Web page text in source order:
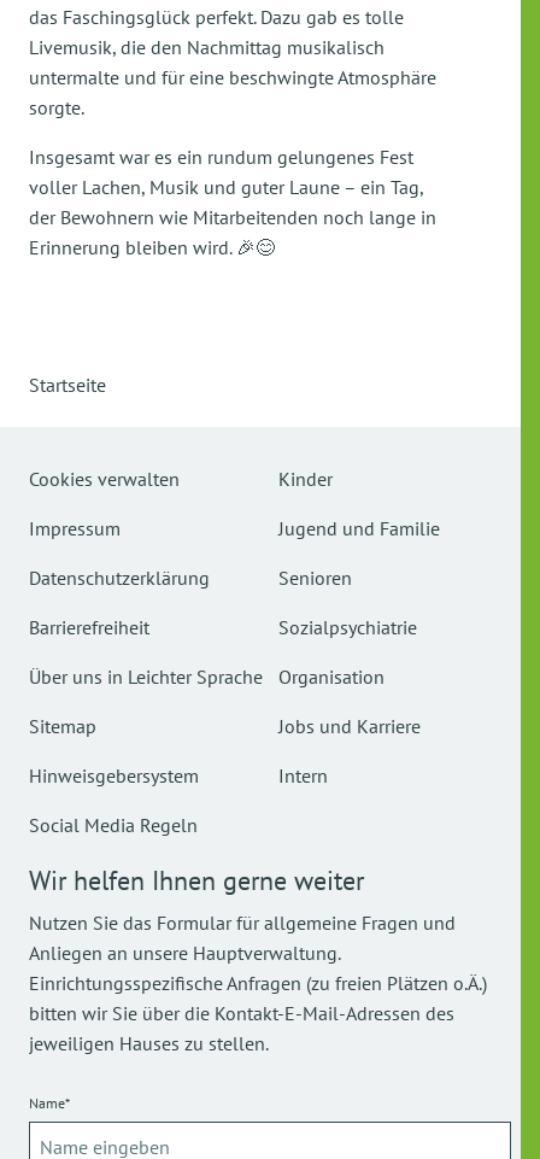
das Faschingsglück perfekt. Dazu gab es tolle
Livemusik, die den Nachmittag musikalisch
untermalte und für eine beschwingte Atmosphäre
sorgte.
Insgesamt war es ein rundum gelungenes Fest
voller Lachen, Musik und guter Laune – ein Tag,
der Bewohnern wie Mitarbeitenden noch lange in
Erinnerung bleiben wird. 🎉😊
Startseite
Cookies verwalten
Impressum
Datenschutzerklärung
Barrierefreiheit
Über uns in Leichter Sprache
Sitemap
Hinweisgebersystem
Social Media Regeln
Kinder
Jugend und Familie
Senioren
Sozialpsychiatrie
Organisation
Jobs und Karriere
Intern
Wir helfen Ihnen gerne weiter
Nutzen Sie das Formular für allgemeine Fragen und
Anliegen an unsere Hauptverwaltung.
Einrichtungsspezifische Anfragen (zu freien Plätzen o.Ä.)
bitten wir Sie über die Kontakt-E-Mail-Adressen des
jeweiligen Hauses zu stellen.
Name*